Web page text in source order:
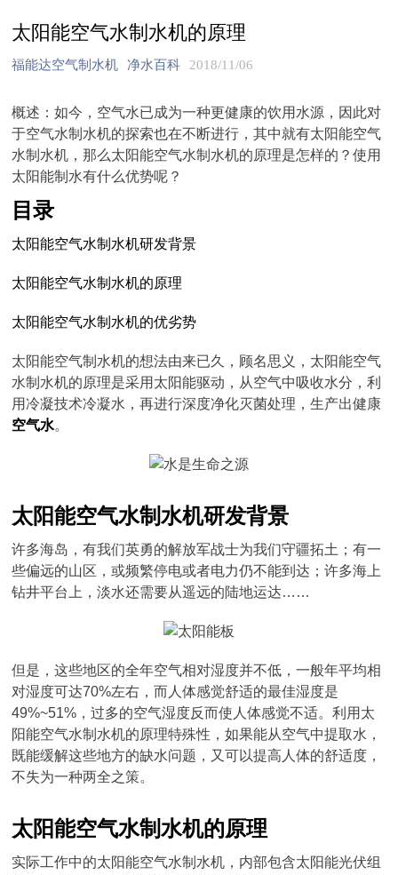
太阳能空气水制水机的原理
福能达空气制水机 净水百科 2018/11/06
概述：如今，空气水已成为一种更健康的饮用水源，因此对
于空气水制水机的探索也在不断进行，其中就有太阳能空气
水制水机，那么太阳能空气水制水机的原理是怎样的？使用
太阳能制水有什么优势呢？
目录
太阳能空气水制水机研发背景
太阳能空气水制水机的原理
太阳能空气水制水机的优劣势
太阳能空气制水机的想法由来已久，顾名思义，太阳能空气
水制水机的原理是采用太阳能驱动，从空气中吸收水分，利
用冷凝技术冷凝水，再进行深度净化灭菌处理，生产出健康
空气水。
太阳能空气水制水机研发背景
许多海岛，有我们英勇的解放军战士为我们守疆拓土；有一
些偏远的山区，或频繁停电或者电力仍不能到达；许多海上
钻井平台上，淡水还需要从遥远的陆地运达……
但是，这些地区的全年空气相对湿度并不低，一般年平均相
对湿度可达70%左右，而人体感觉舒适的最佳湿度是
49%~51%，过多的空气湿度反而使人体感觉不适。利用太
阳能空气水制水机的原理特殊性，如果能从空气中提取水，
既能缓解这些地方的缺水问题，又可以提高人体的舒适度，
不失为一种两全之策。
太阳能空气水制水机的原理
实际工作中的太阳能空气水制水机，内部包含太阳能光伏组